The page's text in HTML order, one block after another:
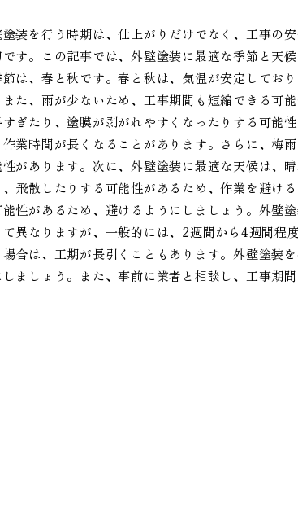
塗装を行う時期は、仕上がりだけでなく、工事の
です。この記事では、外壁塗装に最適な季節と天
節は、春と秋です。春と秋は、気温が安定してお
また、雨が少ないため、工事期間も短縮できる可
すぎたり、塗膜が剥がれやすくなったりする可能
作業時間が長くなることがあります。さらに、梅
があります。次に、外壁塗装に最適な天候は、
、飛散したりする可能性があるため、作業を避け
能性があるため、避けるようにしましょう。外壁
て異なりますが、一般的には、2週間から4週間程
場合は、工期が長引くこともあります。外壁塗装
しましょう。また、事前に業者と相談し、工事期